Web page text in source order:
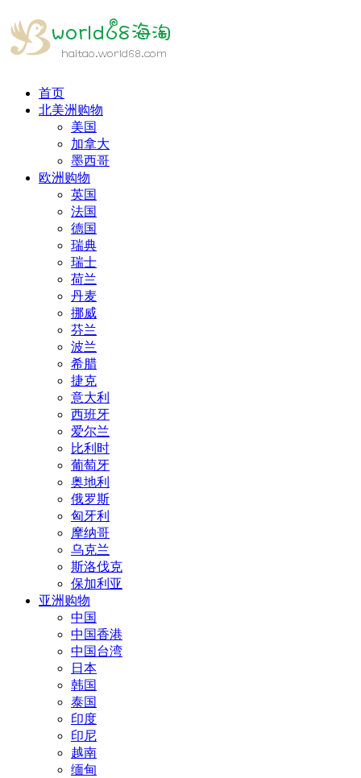
首页
北美洲购物
美国
加拿大
墨西哥
欧洲购物
英国
法国
德国
瑞典
瑞士
荷兰
丹麦
挪威
芬兰
波兰
希腊
捷克
意大利
西班牙
爱尔兰
比利时
葡萄牙
奥地利
俄罗斯
匈牙利
摩纳哥
乌克兰
斯洛伐克
保加利亚
亚洲购物
中国
中国香港
中国台湾
日本
韩国
泰国
印度
印尼
越南
缅甸